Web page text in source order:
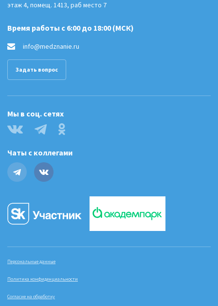
этаж 4, помещ. 1413, раб место 7
Время работы с 6:00 до 18:00 (МСК)
info@medznanie.ru
Задать вопрос
Мы в соц. сетях
Чаты с коллегами
Персональные данные
Политика конфиденциальности
Согласие на обработку